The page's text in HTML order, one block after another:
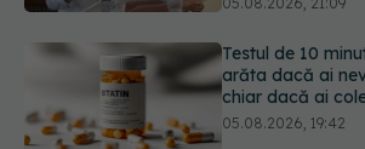
Unde trebuie să
afară este
usucă sau o
doar câteva zile